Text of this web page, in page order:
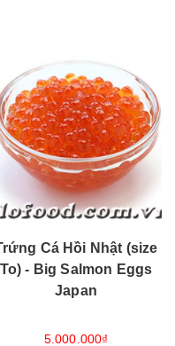
Cá Hồi Nhật (size
To) - Big Salmon Eggs
Japan
5.000.000₫